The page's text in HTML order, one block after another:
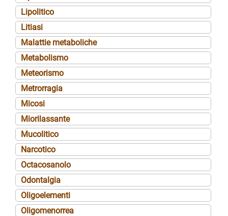
Lipolitico
Litiasi
Malattie metaboliche
Metabolismo
Meteorismo
Metrorragia
Micosi
Miorilassante
Mucolitico
Narcotico
Octacosanolo
Odontalgia
Oligoelementi
Oligomenorrea